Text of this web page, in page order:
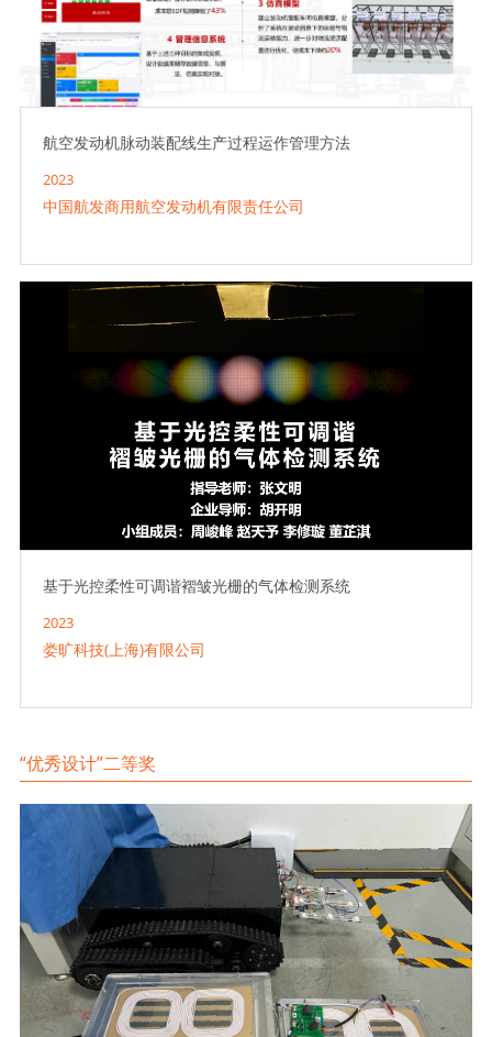
航空发动机脉动装配线生产过程运作管理方法
2023
中国航发商用航空发动机有限责任公司
基于光控柔性可调谐褶皱光栅的气体检测系统
2023
娄旷科技(上海)有限公司
“优秀设计”二等奖